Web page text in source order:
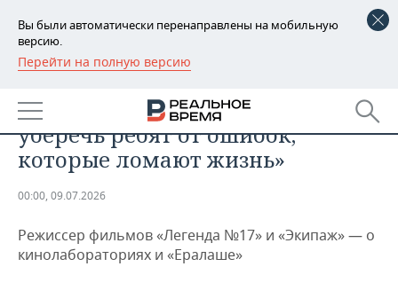
Вы были автоматически перенаправлены на мобильную
версию.
Перейти на полную версию
РЕГИОНЫ
БАШКОРТОСТАН
ТАТАРСТАН
НОВОСТИ
АНАЛИТИКА
ДЕКЛАРАЦИИ О ДОХОДАХ
КОРОЛИ ГОСЗАКАЗА ПФО
НОВОСТИ ЭКОНОМИКИ
ФИНАНСЫ
ПРОМЫШЛЕННОСТЬ
НОВОСТИ
НЕДВИЖИМОСТЬ
Николай Лебедев: «Мне хочется
уберечь ребят от ошибок,
которые ломают жизнь»
00:00, 09.07.2026
Режиссер фильмов «Легенда №17» и «Экипаж» — о
кинолабораториях и «Ералаше»